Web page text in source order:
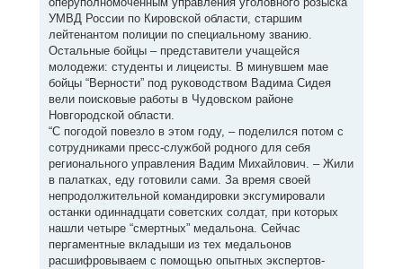
УМВД России по Кировской области, старшим
лейтенантом полиции по специальному званию.
Остальные бойцы – представители учащейся
молодежи: студенты и лицеисты. В минувшем мае
бойцы “Верности” под руководством Вадима Сидея
вели поисковые работы в Чудовском районе
Новгородской области.
“С погодой повезло в этом году, – поделился потом с
сотрудниками пресс-службой родного для себя
регионального управления Вадим Михайлович. – Жили
в палатках, еду готовили сами. За время своей
непродолжительной командировки эксгумировали
останки одиннадцати советских солдат, при которых
нашли четыре “смертных” медальона. Сейчас
пергаментные вкладыши из тех медальонов
расшифровываем с помощью опытных экспертов-